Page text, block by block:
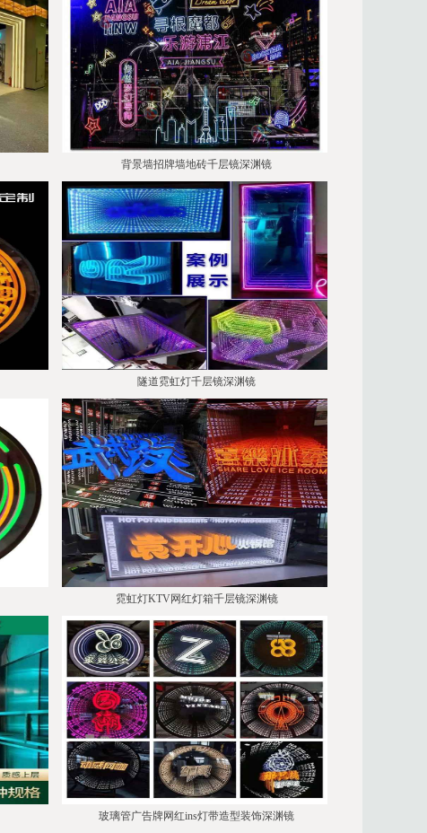
背景墙招牌墙地砖千层镜深渊镜
隧道霓虹灯千层镜深渊镜
霓虹灯KTV网红灯箱千层镜深渊镜
玻璃管广告牌网红ins灯带造型装饰深渊镜